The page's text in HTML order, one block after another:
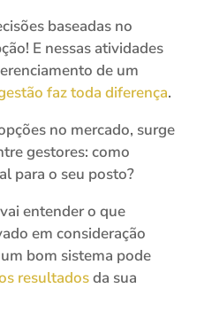
baseadas no
E nessas atividades
de um
faz toda diferença.
no mercado, surge
gestores: como
para o seu posto?
entender o que
em consideração
bom sistema pode
resultadosda sua